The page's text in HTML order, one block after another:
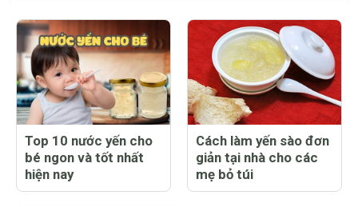
Top 10 nước yến cho
bé ngon và tốt nhất
hiện nay
Cách làm yến sào đơn
giản tại nhà cho các
mẹ bỏ túi